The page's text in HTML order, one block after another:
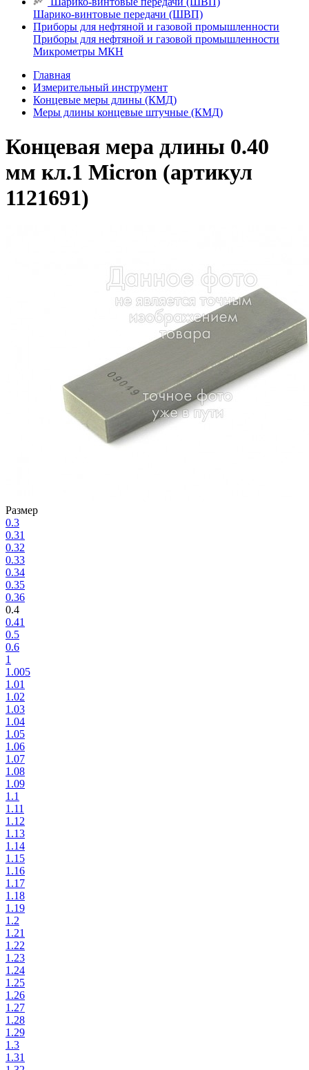
Шарико-винтовые передачи (ШВП)
Приборы для нефтяной и газовой промышленности
Приборы для нефтяной и газовой промышленности
Микрометры МКН
Главная
Измерительный инструмент
Концевые меры длины (КМД)
Меры длины концевые штучные (КМД)
Концевая мера длины 0.40
мм кл.1 Micron (артикул
1121691)
Размер
0.3
0.31
0.32
0.33
0.34
0.35
0.36
0.4
0.41
0.5
0.6
1
1.005
1.01
1.02
1.03
1.04
1.05
1.06
1.07
1.08
1.09
1.1
1.11
1.12
1.13
1.14
1.15
1.16
1.17
1.18
1.19
1.2
1.21
1.22
1.23
1.24
1.25
1.26
1.27
1.28
1.29
1.3
1.31